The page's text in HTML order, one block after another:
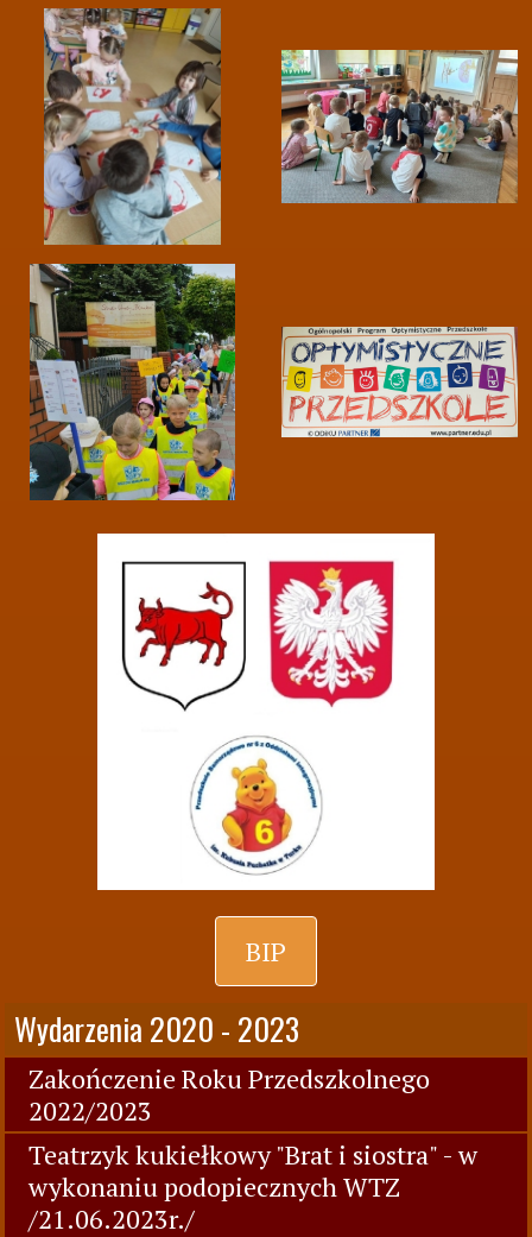
BIP
Wydarzenia 2020 - 2023
Zakończenie Roku Przedszkolnego
2022/2023
Teatrzyk kukiełkowy "Brat i siostra" - w
wykonaniu podopiecznych WTZ
/21.06.2023r./